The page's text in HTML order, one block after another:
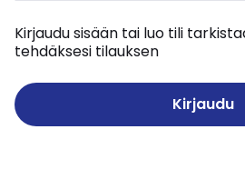
Kirjaudu sisään tai luo tili
tehdäksesi tilauksen
Kirjaudu